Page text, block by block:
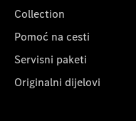
Collection
Pomoć na cesti
Servisni paketi
Originalni dijelovi